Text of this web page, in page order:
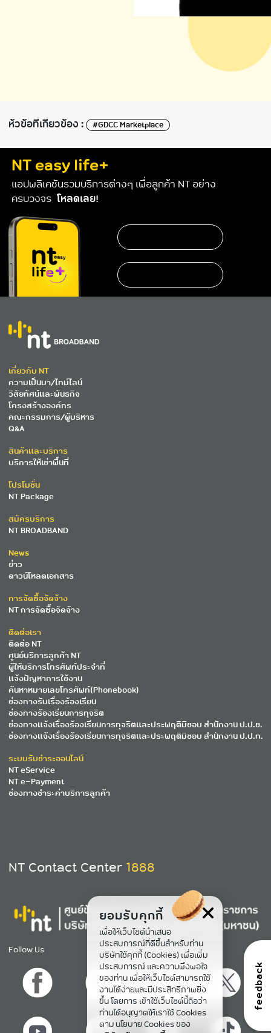
ห้วข้อที่เกี่ยวข้อง : #GDCC Marketplace
feedback
ยอมรับคุกกี้
เพื่อให้เว็บไซต์นำเสนอ
ประสบการณ์ที่ดีขึ้นสำหรับท่าน
บริษัทใช้คุกกี้ (Cookies) เพื่อเพิ่ม
ประสบการณ์ และความพึงพอใจ
ของท่าน เพื่อให้เว็บไซต์สามารถใช้
งานได้ง่ายและมีประสิทธิภาพยิ่ง
ขึ้น โดยการ เข้าใช้เว็บไซต์นี้ถือว่า
ท่านได้อนุญาตให้เราใช้ Cookies
ตาม นโยบาย Cookies ของ
NT easy life+
แอปพลิเคชันรวมบริการต่างๆ เพื่อลูกค้า NT อย่าง
ครบวงจร โหลดเลย!
เกี่ยวกับ NT
ความเป็นมา/ไทม์ไลน์
วิสัยทัศน์และพันธกิจ
โครงสร้างองค์กร
คณะกรรมการ/ผู้บริหาร
Q&A
สินค้าและบริการ
บริการให้เช่าพื้นที่
โปรโมชั่น
NT Package
สมัครบริการ
NT BROADBAND
News
ข่าว
ดาวน์โหลดเอกสาร
การจัดซื้อจัดจ้าง
NT การจัดซื้อจัดจ้าง
ติดต่อเรา
ติดต่อ NT
ศูนย์บริการลูกค้า NT
ผู้ให้บริการโทรศัพท์ประจำที่
แจ้งปัญหาการใช้งาน
ค้นหาหมายเลขโทรศัพท์(Phonebook)
ช่องทางรับเรื่องร้องเรียน
ช่องทางร้องเรียนการทุจริต
ช่องทางแจ้งเรื่องร้องเรียนการทุจริตและประพฤติมิชอบ สำนักงาน ป.ป.ช.
ช่องทางแจ้งเรื่องร้องเรียนการทุจริตและประพฤติมิชอบ สำนักงาน ป.ป.ท.
ระบบรับชำระออนไลน์
NT eService
NT e-Payment
ช่องทางชำระค่าบริการลูกค้า
NT Contact Center 1888
Follow Us